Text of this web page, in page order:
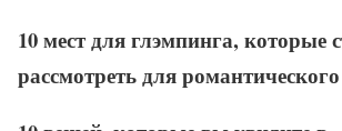
10 мест для глэмпинга, которые
рассмотреть для